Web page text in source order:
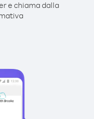
e chiama dalla